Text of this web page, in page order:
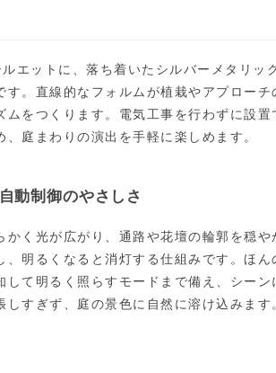
エットに、落ち着いたシルバーメタリッ
す。直線的なフォルムが植栽やアプローチ
ムをつくります。電気工事を行わずに設
、庭まわりの演出を手軽に楽しめます。
動制御のやさしさ
かく光が広がり、通路や花壇の輪郭を穏
、明るくなると消灯する仕組みです。ほん
して明るく照らすモードまで備え、シー
すぎず、庭の景色に自然に溶け込みます